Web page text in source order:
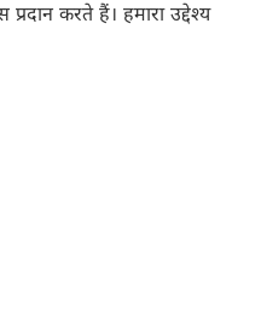
करते हैं। हमारा उद्देश्य